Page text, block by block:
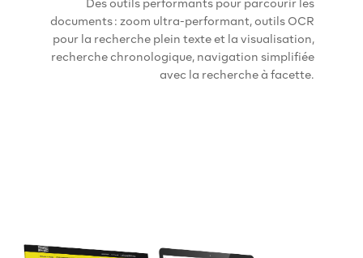
Des outils performants pour parcourir les
documents : zoom ultra-performant, outils OCR
pour la recherche plein texte et la visualisation,
recherche chronologique, navigation simplifiée
avec la recherche à facette.